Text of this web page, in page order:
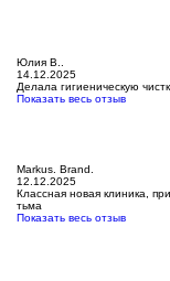
Юлия В..
14.12.2025
Делала гигиеническую
Показать весь отзыв
Markus. Brand.
12.12.2025
Классная новая клиника,
тьма
Показать весь отзыв